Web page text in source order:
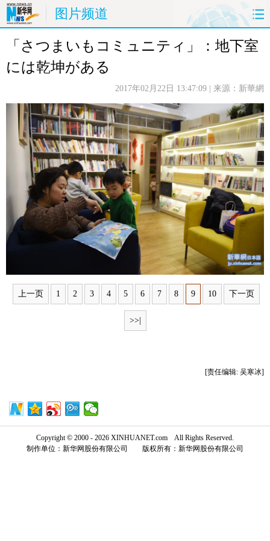
图片频道
首页 时政 国际 财经
娱乐 体育
时尚 思客 地方 法治
港澳 台湾 华人 汽车
科技 能源 房产 公司
图片 视频 彩票 食品
旅游 健康 信息化 数据
公益 军事 无人机
富媒体 摄影 新华广播
新华电视英文
「さつまいもコミュニティ」：地下室
には乾坤がある
2017年02月22日 13:47:09 | 来源：新華網
上一页 1 2 3 4 5 6 7 8 9 10 下一页
>>|
[责任编辑: 吴寒冰]
Copyright © 2000 - 2026 XINHUANET.com All Rights Reserved.
制作单位：新华网股份有限公司 版权所有：新华网股份有限公司